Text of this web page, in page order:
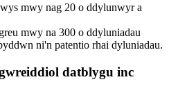
mwy nag 20 o ddylunwyr a
mwy na 300 o ddyluniadau
ni'n patentio rhai dyluniadau.
datblygu inc